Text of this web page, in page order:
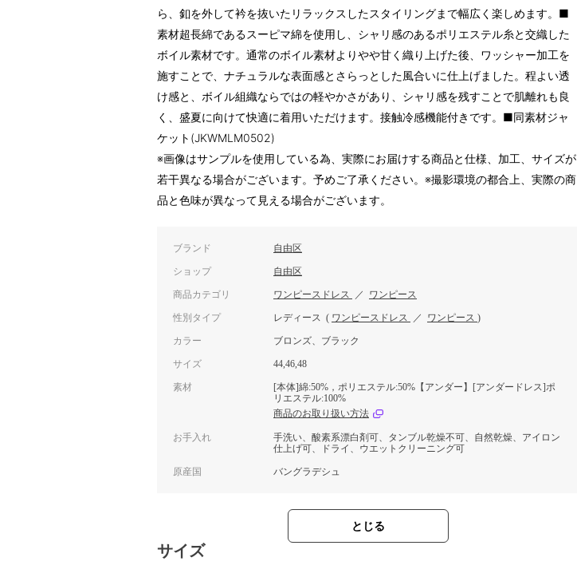
ら、釦を外して衿を抜いたリラックスしたスタイリングまで幅広く楽しめます。■
素材超長綿であるスーピマ綿を使用し、シャリ感のあるポリエステル糸と交織した
ボイル素材です。通常のボイル素材よりやや甘く織り上げた後、ワッシャー加工を
施すことで、ナチュラルな表面感とさらっとした風合いに仕上げました。程よい透
け感と、ボイル組織ならではの軽やかさがあり、シャリ感を残すことで肌離れも良
く、盛夏に向けて快適に着用いただけます。接触冷感機能付きです。■同素材ジャ
ケット(JKWMLM0502)
※画像はサンプルを使用している為、実際にお届けする商品と仕様、加工、サイズが
若干異なる場合がございます。予めご了承ください。※撮影環境の都合上、実際の商
品と色味が異なって見える場合がございます。
ブランド 自由区
ショップ 自由区
商品カテゴリ ワンピースドレス ／ ワンピース
性別タイプ レディース ( ワンピースドレス ／ ワンピース )
カラー ブロンズ、ブラック
サイズ 44,46,48
素材
[本体]綿:50%，ポリエステル:50%【アンダー】[アンダードレス]ポ
リエステル:100%
商品のお取り扱い方法
お手入れ
手洗い、酸素系漂白剤可、タンブル乾燥不可、自然乾燥、アイロン
仕上げ可、ドライ、ウエットクリーニング可
原産国 バングラデシュ
とじる
サイズ